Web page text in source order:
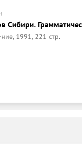
Сибири.
1991, 221 стр.